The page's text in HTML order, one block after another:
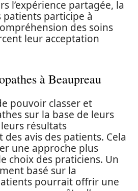
l’expérience partagée, la
participe à
des soins
leur acceptation
à Beaupreau
pouvoir classer et
sur la base de leurs
résultats
avis des patients. Cela
une approche plus
choix des praticiens. Un
basé sur la
pourrait offrir une